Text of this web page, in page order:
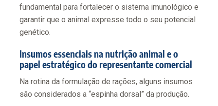
fundamental para fortalecer o sistema imunológico e
garantir que o animal expresse todo o seu potencial
genético.
Insumos essenciais na nutrição animal e o
papel estratégico do representante comercial
Na rotina da formulação de rações, alguns insumos
são considerados a “espinha dorsal” da produção.